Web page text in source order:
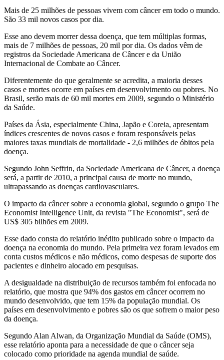
Mais de 25 milhões de pessoas vivem com câncer em todo o mundo.
São 33 mil novos casos por dia.
Esse ano devem morrer dessa doença, que tem múltiplas formas,
mais de 7 milhões de pessoas, 20 mil por dia. Os dados vêm de
registros da Sociedade Americana de Câncer e da União
Internacional de Combate ao Câncer.
Diferentemente do que geralmente se acredita, a maioria desses
casos e mortes ocorre em países em desenvolvimento ou pobres. No
Brasil, serão mais de 60 mil mortes em 2009, segundo o Ministério
da Saúde.
Países da Ásia, especialmente China, Japão e Coreia, apresentam
índices crescentes de novos casos e foram responsáveis pelas
maiores taxas mundiais de mortalidade - 2,6 milhões de óbitos pela
doença.
Segundo John Seffrin, da Sociedade Americana de Câncer, a doença
será, a partir de 2010, a principal causa de morte no mundo,
ultrapassando as doenças cardiovasculares.
O impacto da câncer sobre a economia global, segundo o grupo The
Economist Intelligence Unit, da revista "The Economist", será de
US$ 305 bilhões em 2009.
Esse dado consta do relatório inédito publicado sobre o impacto da
doença na economia do mundo. Pela primeira vez foram levados em
conta custos médicos e não médicos, como despesas de suporte dos
pacientes e dinheiro alocado em pesquisas.
A desigualdade na distribuição de recursos também foi enfocada no
relatório, que mostra que 94% dos gastos em câncer ocorrem no
mundo desenvolvido, que tem 15% da população mundial. Os
países em desenvolvimento e pobres são os que sofrem o maior peso
da doença.
Segundo Alan Alwan, da Organização Mundial da Saúde (OMS),
esse relatório aponta para a necessidade de que o câncer seja
colocado como prioridade na agenda mundial de saúde.